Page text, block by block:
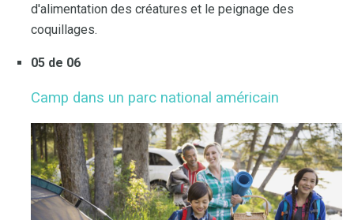
d'alimentation des créatures et le peignage des
coquillages.
05 de 06
Camp dans un parc national américain